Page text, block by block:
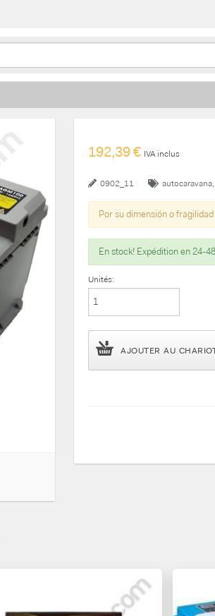
192,39 € IVA inclus
0902_11 autocaravana
Por su dimensión o
En stock! Expédition en 24-
Unités:
AJOUTER AU